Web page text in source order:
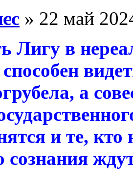
» 22 май
Лигу в
способен
а
и те, кто
сознания